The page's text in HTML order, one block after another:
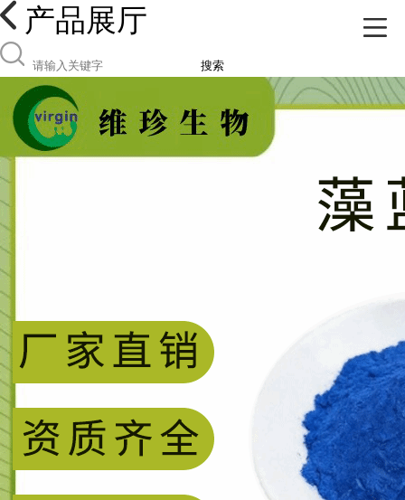
产品展厅
搜索